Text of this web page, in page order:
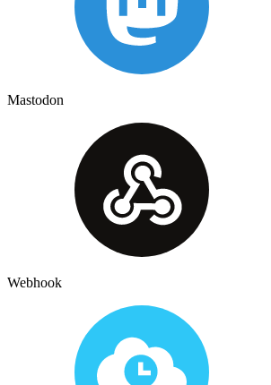
Mastodon
Webhook